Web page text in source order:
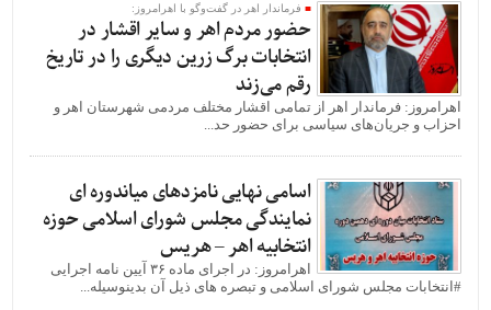
فرماندار اهر در گفت‌وگو با اهرامروز:
حضور مردم اهر و سایر اقشار در
انتخابات برگ زرین دیگری را در تاریخ
رقم می‌زند
اهرامروز: فرماندار اهر از تمامی اقشار مختلف مردمی شهرستان اهر و
احزاب و جریان‌های سیاسی برای حضور حد...
اسامی نهایی نامزدهای میاندوره ای
نمایندگی مجلس شورای اسلامی حوزه
انتخابیه اهر – هریس
اهرامروز: در اجرای ماده ۳۶ آیین نامه اجرایی
#انتخابات مجلس شورای اسلامی و تبصره های ذیل آن بدینوسیله...